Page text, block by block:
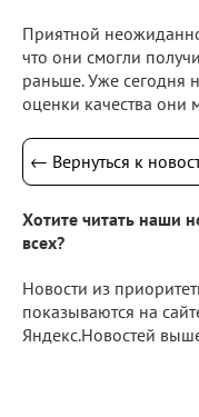
Приятной
что они смогли
раньше. Уже сегодня
оценки качества они
← Вернуться к
Хотите читать наши
всех?
Новости из
показываются на
Яндекс.Новостей